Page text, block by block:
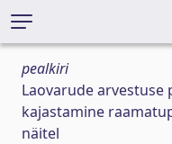
pealkiri
Laovarude
kajastamine
näitel